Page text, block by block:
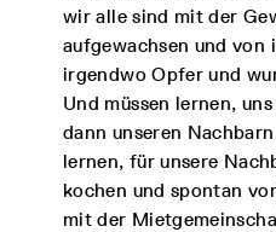
wir alle sind mit der
aufgewachsen und von
irgendwo Opfer und
Und müssen lernen,
dann unseren
lernen, für unsere
kochen und spontan
mit der